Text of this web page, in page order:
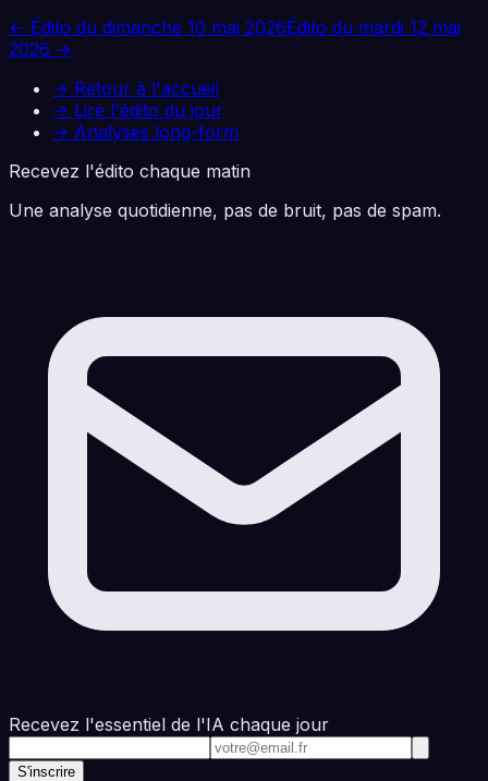
← Édito du dimanche 10 mai 2026Édito du mardi 12 mai
2026 →
→ Retour à l'accueil
→ Lire l'édito du jour
→ Analyses long-form
Recevez l'édito chaque matin
Une analyse quotidienne, pas de bruit, pas de spam.
Recevez l'essentiel de l'IA chaque jour
Adresse e-mail
S'inscrire